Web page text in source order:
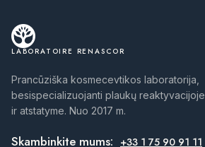
LABORATOIRE RENASCOR
Prancūziška kosmecevtikos laboratorija,
besispecializuojanti plaukų reaktyvacijoje
ir atstatyme. Nuo 2017 m.
Skambinkite mums: +33 1 75 90 91 11